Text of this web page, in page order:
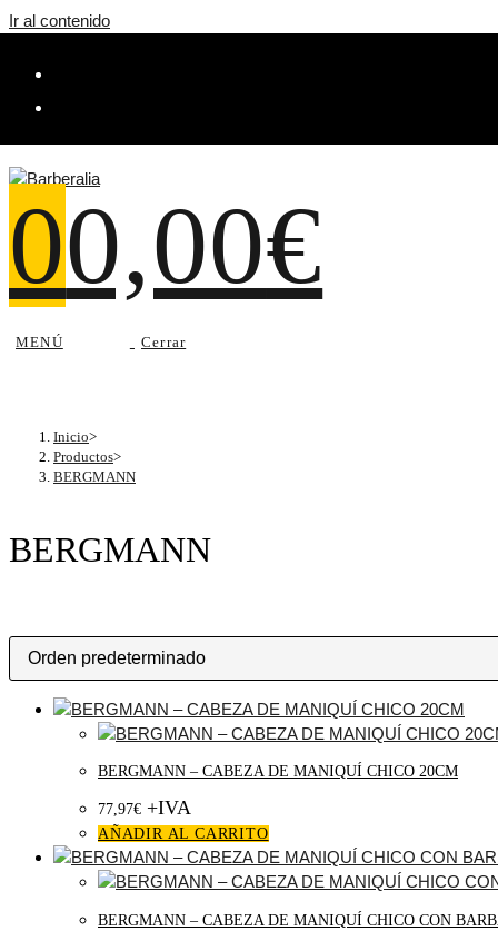
Ir al contenido
00,00€
MENÚ Cerrar
BERGMANN
Inicio>
Productos>
BERGMANN
BERGMANN – CABEZA DE MANIQUÍ CHICO 20CM
77,97€ +IVA
AÑADIR AL CARRITO
BERGMANN – CABEZA DE MANIQUÍ CHICO CON